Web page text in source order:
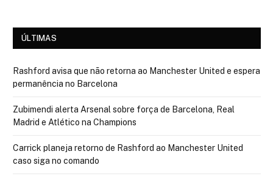
ÚLTIMAS
Rashford avisa que não retorna ao Manchester United e espera
permanência no Barcelona
Zubimendi alerta Arsenal sobre força de Barcelona, Real
Madrid e Atlético na Champions
Carrick planeja retorno de Rashford ao Manchester United
caso siga no comando